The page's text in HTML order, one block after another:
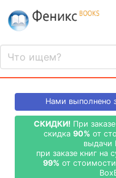
Нами выполнено
СКИДКИ! При
скидка 90% от
выдачи
при заказе книг на
99% от